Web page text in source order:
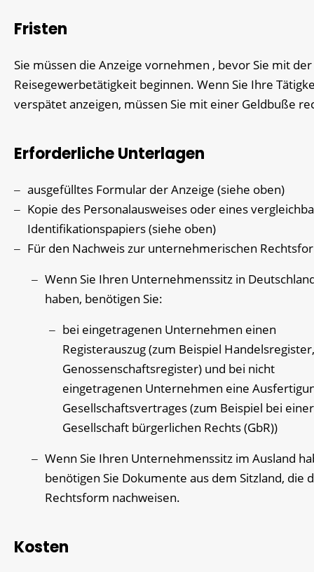
Fristen
Sie müssen die Anzeige vornehmen , bevor Sie mit der
Reisegewerbetätigkeit beginnen. Wenn Sie Ihre
verspätet anzeigen, müssen Sie mit einer Geldbuße
Erforderliche Unterlagen
ausgefülltes Formular der Anzeige (siehe oben)
Kopie des Personalausweises oder eines
Identifikationspapiers (siehe oben)
Für den Nachweis zur unternehmerischen
Wenn Sie Ihren Unternehmenssitz in
haben, benötigen Sie:
bei eingetragenen Unternehmen einen
Registerauszug (zum Beispiel Handelsregister,
Genossenschaftsregister) und bei nicht
eingetragenen Unternehmen eine
Gesellschaftsvertrages (zum Beispiel bei einer
Gesellschaft bürgerlichen Rechts (GbR))
Wenn Sie Ihren Unternehmenssitz im Ausland
benötigen Sie Dokumente aus dem Sitzland, die
Rechtsform nachweisen.
Kosten